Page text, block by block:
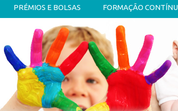
PRÉMIOS E BOLSAS FORMAÇÃO